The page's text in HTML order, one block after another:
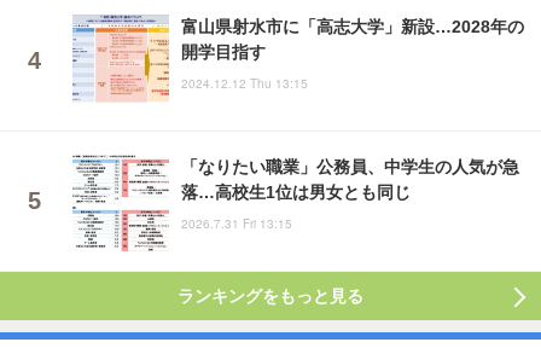
富山県射水市に「高志大学」新設…2028年の
開学目指す
2024.12.12 Thu 13:15
「なりたい職業」公務員、中学生の人気が急
落…高校生1位は男女とも同じ
2026.7.31 Fri 13:15
ランキングをもっと見る